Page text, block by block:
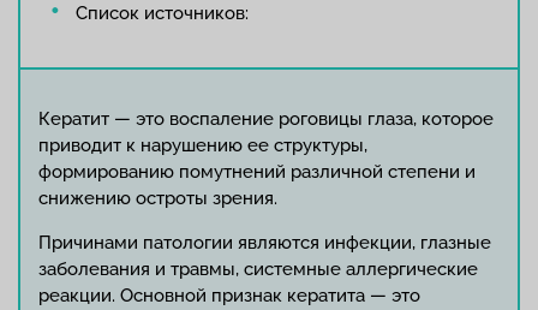
Список источников:
Кератит — это воспаление роговицы глаза, которое
приводит к нарушению ее структуры,
формированию помутнений различной степени и
снижению остроты зрения.
Причинами патологии являются инфекции, глазные
заболевания и травмы, системные аллергические
реакции. Основной признак кератита — это